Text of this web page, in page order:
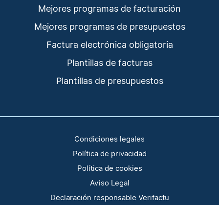
Mejores programas de facturación
Mejores programas de presupuestos
Factura electrónica obligatoria
Plantillas de facturas
Plantillas de presupuestos
Condiciones legales
Política de privacidad
Política de cookies
Aviso Legal
Declaración responsable Verifactu